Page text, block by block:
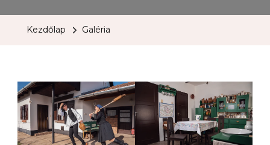
Kezdőlap Galéria